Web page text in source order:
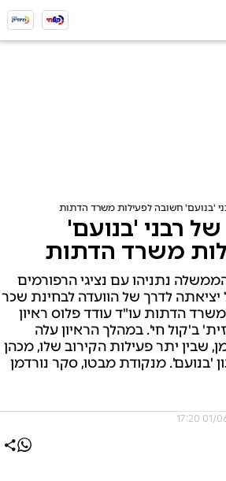
'בנועם' חשובה לפעילות משרד הדתות
רבני 'בנועם'
משרד הדתות
נתניהו עם נציגי הרפורמים
יציאתה לדרך של הוועדה לבחינת שכר
הדתות עו"ד עודד פלוס ראיון
ב'קול חי'. במהלך הראיון עלה
שבין יתר פעילות הקירוב שלו, מכהן
'בנועם'. מנקודת מבטו, סקר נורדמן